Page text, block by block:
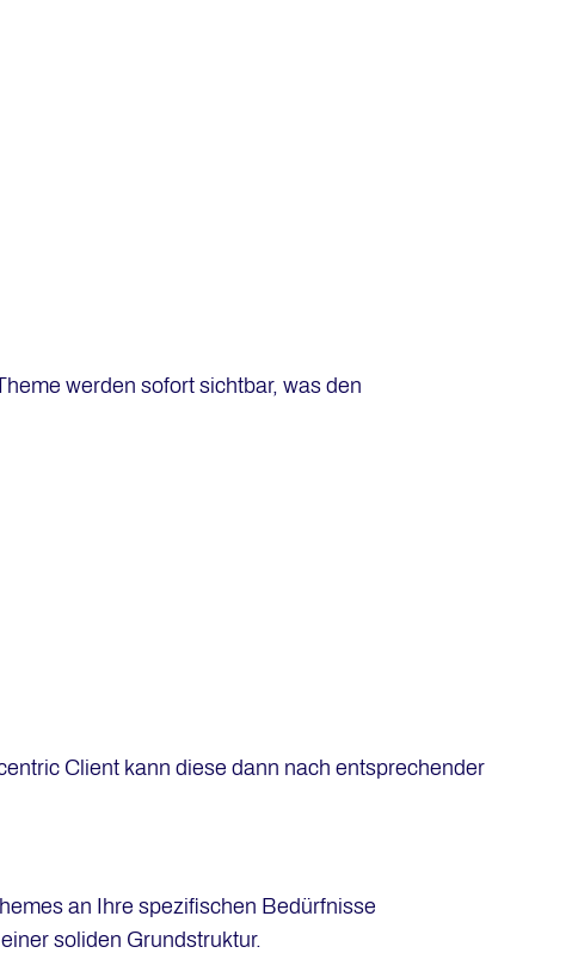
werden sofort sichtbar, was den
Client kann diese dann nach entsprechender
an Ihre spezifischen Bedürfnisse
soliden Grundstruktur.